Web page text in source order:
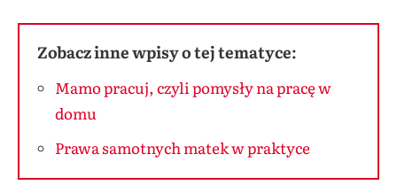
Zobacz inne wpisy o tej tematyce:
Mamo pracuj, czyli pomysły na pracę w
domu
Prawa samotnych matek w praktyce